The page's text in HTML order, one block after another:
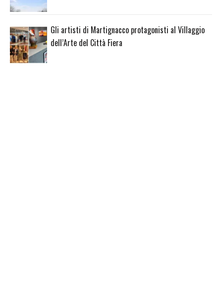
Gli artisti di Martignacco protagonisti al Villaggio
dell’Arte del Città Fiera